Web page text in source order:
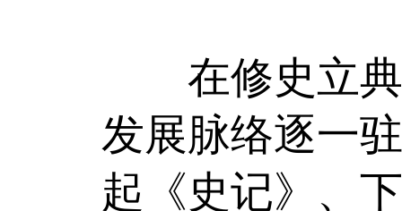
在修史立典
发展脉络逐一
起《史记》、